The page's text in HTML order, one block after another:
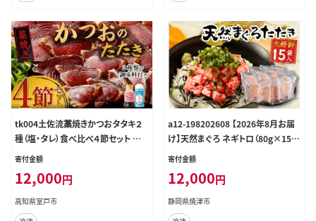
tk004土佐流藁焼きかつおタタキ２
種（塩・タレ）食べ比べ４節セット か
つおのたたき わら焼き 高知 カツオ
寄付金額
12,000円
高知県室戸市
a12-198202608 【2026年8月お届
け】天然まぐろ ネギトロ（80g×15パ
ック）
寄付金額
12,000円
静岡県焼津市